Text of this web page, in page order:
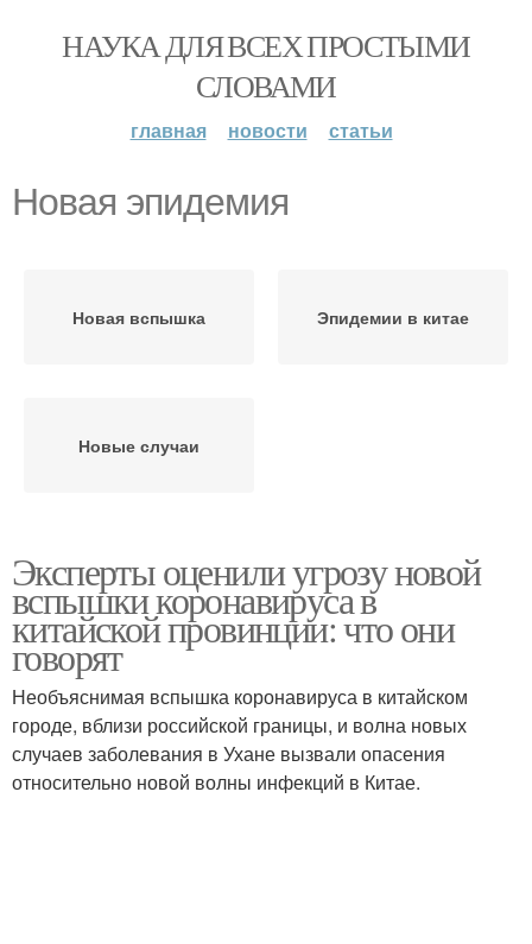
НАУКА ДЛЯ ВСЕХ ПРОСТЫМИ
СЛОВАМИ
главная новости статьи
Новая эпидемия
Новая вспышка Эпидемии в китае
Новые случаи
Эксперты оценили угрозу новой
вспышки коронавируса в
китайской провинции: что они
говорят
Необъяснимая вспышка коронавируса в китайском
городе, вблизи российской границы, и волна новых
случаев заболевания в Ухане вызвали опасения
относительно новой волны инфекций в Китае.